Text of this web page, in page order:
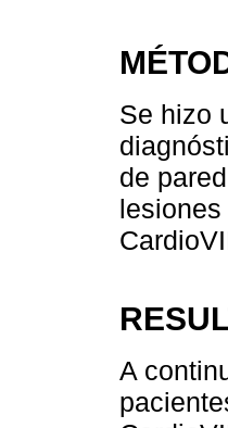
Se hizo
de
A